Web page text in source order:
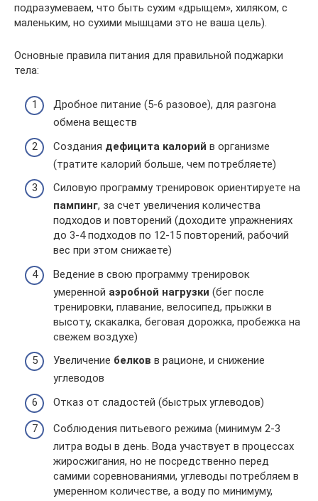
подразумеваем, что быть сухим «дрыщем», хиляком, с
маленьким, но сухими мышцами это не ваша цель).
Основные правила питания для правильной поджарки
тела:
Дробное питание (5-6 разовое), для разгона
обмена веществ
Создания дефицита калорий в организме
(тратите калорий больше, чем потребляете)
Силовую программу тренировок ориентируете на
пампинг, за счет увеличения количества
подходов и повторений (доходите упражнениях
до 3-4 подходов по 12-15 повторений, рабочий
вес при этом снижаете)
Ведение в свою программу тренировок
умеренной аэробной нагрузки (бег после
тренировки, плавание, велосипед, прыжки в
высоту, скакалка, беговая дорожка, пробежка на
свежем воздухе)
Увеличение белков в рационе, и снижение
углеводов
Отказ от сладостей (быстрых углеводов)
Соблюдения питьевого режима (минимум 2-3
литра воды в день. Вода участвует в процессах
жиросжигания, но не посредственно перед
самими соревнованиями, углеводы потребляем в
умеренном количестве, а воду по минимуму,